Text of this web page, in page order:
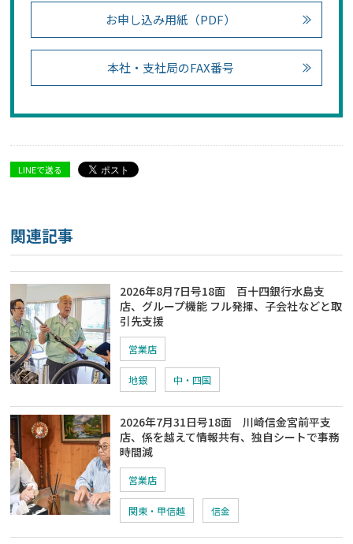
お申し込み用紙（PDF）
本社・支社局のFAX番号
LINEで送る
関連記事
2026年8月7日号18面 百十四銀行水島支
店、グループ機能 フル発揮、子会社などと取
引先支援
営業店
地銀 中・四国
2026年7月31日号18面 川崎信金宮前平支
店、係を越えて情報共有、独自シートで事務
時間減
営業店
関東・甲信越 信金